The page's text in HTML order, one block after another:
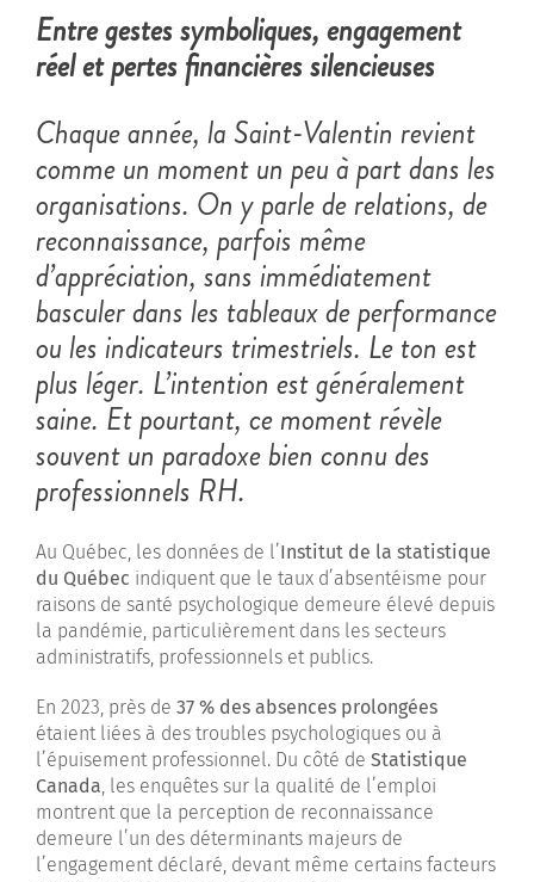
Entre gestes symboliques, engagement
réel et pertes financières silencieuses
Chaque année, la Saint-Valentin revient
comme un moment un peu à part dans les
organisations. On y parle de relations, de
reconnaissance, parfois même
d’appréciation, sans immédiatement
basculer dans les tableaux de performance
ou les indicateurs trimestriels. Le ton est
plus léger. L’intention est généralement
saine. Et pourtant, ce moment révèle
souvent un paradoxe bien connu des
professionnels RH.
Au Québec, les données de l’Institut de la statistique
du Québec indiquent que le taux d’absentéisme pour
raisons de santé psychologique demeure élevé depuis
la pandémie, particulièrement dans les secteurs
administratifs, professionnels et publics.
En 2023, près de 37 % des absences prolongées
étaient liées à des troubles psychologiques ou à
l’épuisement professionnel. Du côté de Statistique
Canada, les enquêtes sur la qualité de l’emploi
montrent que la perception de reconnaissance
demeure l’un des déterminants majeurs de
l’engagement déclaré, devant même certains facteurs